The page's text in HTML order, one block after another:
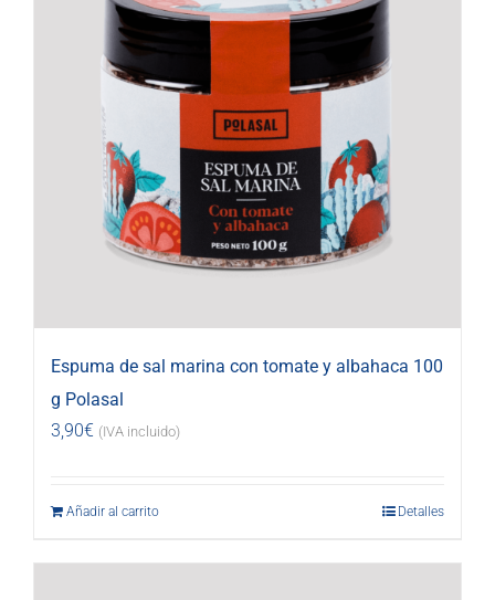
Espuma de sal marina con tomate y albahaca 100
g Polasal
3,90€ (IVA incluido)
Añadir al carrito Detalles